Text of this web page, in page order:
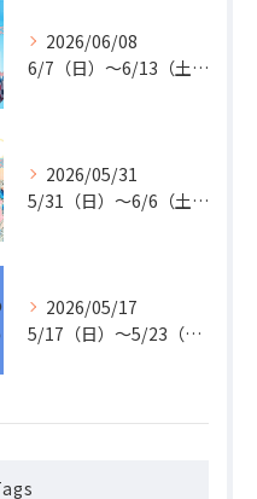
2026/06/08
6/7（日）〜6/13（土）の稼働予定です🚗✨
2026/05/31
5/31（日）〜6/6（土）の稼働予定です🚗✨
2026/05/17
5/17（日）〜5/23（土）の稼働予定です🚗💨